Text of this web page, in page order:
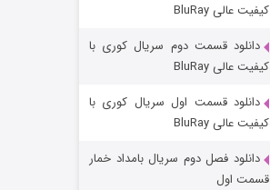
مردگان متحرک: شهر مرده ۳
کیفیت عالی BluRay
دانلود قسمت دوم سریال کوری با
کیفیت عالی BluRay
دانلود قسمت اول سریال کوری با
کیفیت عالی BluRay
دانلود فصل دوم سریال بامداد خمار
قسمت اول